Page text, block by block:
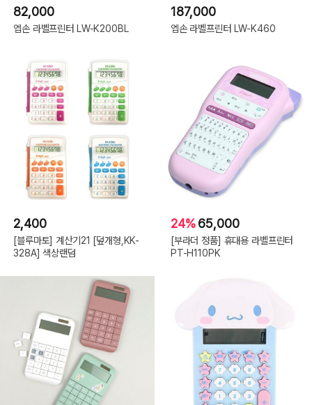
82,000
엡손 라벨프린터 LW-K200BL
187,000
엡손 라벨프린터 LW-K460
2,400
[블루마토] 계산기21 [덮개형,KK-
328A] 색상랜덤
24%65,000
[부라더 정품] 휴대용 라벨프린터
PT-H110PK